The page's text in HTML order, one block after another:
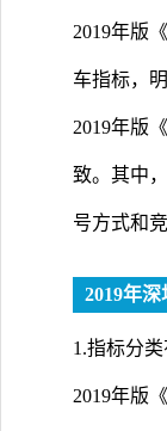
2019年版
车指标，
2019年版
致。其中
号方式和
2019年
1.指标分
2019年版